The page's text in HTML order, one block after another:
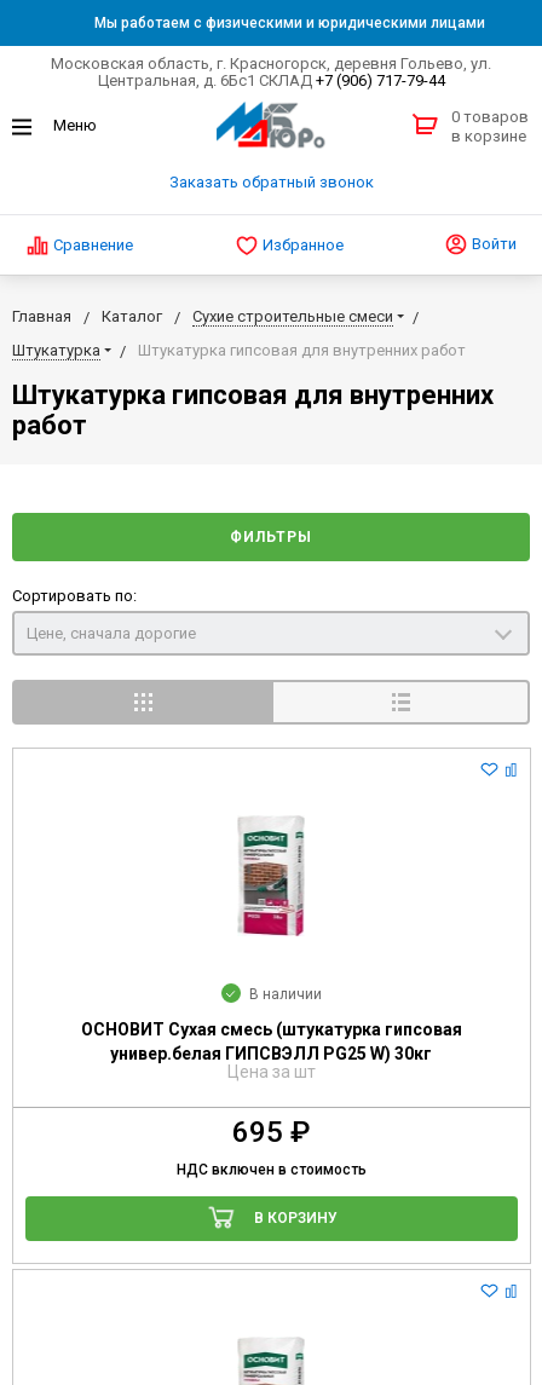
Мы работаем с физическими и юридическими лицами
Московская область, г. Красногорск, деревня Гольево, ул.
Центральная, д. 6Бс1 СКЛАД +7 (906) 717-79-44
Заказать обратный звонок
0 товаров
в корзине
Сравнение Избранное Войти
Главная Каталог
Сухие строительные смеси
Штукатурка
Штукатурка гипсовая для внутренних работ
Штукатурка гипсовая для внутренних
работ
ФИЛЬТРЫ
Сортировать по:
Цене, сначала дорогие
В наличии
ОСНОВИТ Сухая смесь (штукатурка гипсовая
универ.белая ГИПСВЭЛЛ PG25 W) 30кг
Цена за шт
695 ₽
НДС включен в стоимость
В КОРЗИНУ